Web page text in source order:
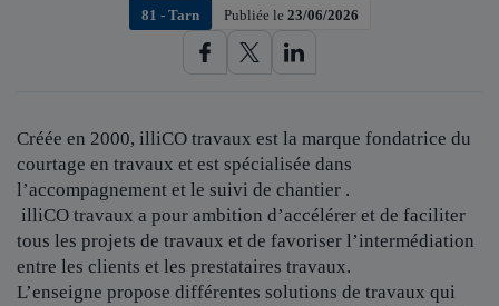
81 - Tarn Publiée le 23/06/2026
Créée en 2000, illiCO travaux est la marque fondatrice du
courtage en travaux et est spécialisée dans
l’accompagnement et le suivi de chantier .
illiCO travaux a pour ambition d’accélérer et de faciliter
tous les projets de travaux et de favoriser l’intermédiation
entre les clients et les prestataires travaux.
L’enseigne propose différentes solutions de travaux qui